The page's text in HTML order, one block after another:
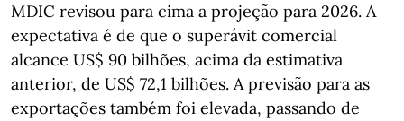
MDIC revisou para cima a projeção para 2026. A
expectativa é de que o superávit comercial
alcance US$ 90 bilhões, acima da estimativa
anterior, de US$ 72,1 bilhões. A previsão para as
exportações também foi elevada, passando de